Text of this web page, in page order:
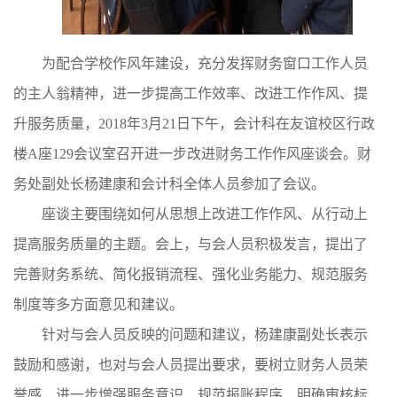
为配合学校作风年建设，充分发挥财务窗口工作人员
的主人翁精神 ， 进一步提高工作效率、 改进工作作风、 提
升服务质量 ， 2018年3月21日下午，会计科在友谊校区行政
楼A座129会议室召开进一步改进财务工作作风座谈会。财
务处副处长杨建康和会计科全体人员参加了会议。
座谈主要围绕如何从思想上改进工作作风、从行动上
提高服务质量的主题。会上， 与会人员积极发言，提出了
完善财务系统、简化报销流程、强化业务能力、规范服务
制度等多方面意见和建议。
针对与会人员反映的问题和建议， 杨建康副 处长表示
鼓励和感谢， 也对与会人员提出要求 ， 要树立财务人员荣